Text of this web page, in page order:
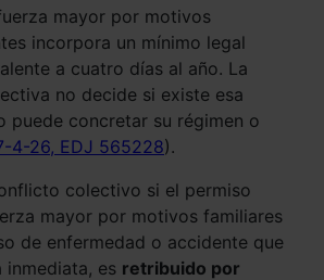
mayor por motivos
incorpora un mínimo legal
a cuatro días al año. La
no decide si existe esa
puede concretar su régimen o
4-26, EDJ 565228).
colectivo si el permiso
mayor por motivos familiares
de enfermedad o accidente que
inmediata, es retribuido por